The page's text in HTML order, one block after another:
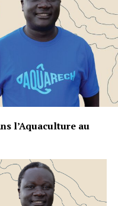
l’Aquaculture ‍au